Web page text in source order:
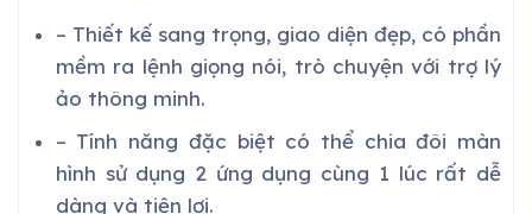
– Thiết kế sang trọng, giao diện đẹp, có phần
mềm ra lệnh giọng nói, trò chuyện với trợ lý
ảo thông minh.
– Tính năng đặc biệt có thể chia đôi màn
hình sử dụng 2 ứng dụng cùng 1 lúc rất dễ
dàng và tiện lợi.